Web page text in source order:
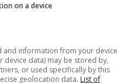
Famosi insieme a
con sé dopo
on a device
and information from your device
device data) may be stored by,
or used specifically by this
geolocation data. List of